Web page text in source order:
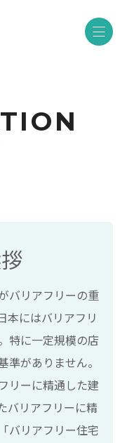
バリアフリーの重
本にはバリアフリ
特に一定規模の店
がありません。
リーに精通した建
バリアフリーに精
バリアフリー住宅